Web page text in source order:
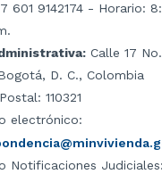
601 9142174 - Horario:
Calle 17
D. C., Colombia
110321
electrónico:
Notificaciones Judiciales: